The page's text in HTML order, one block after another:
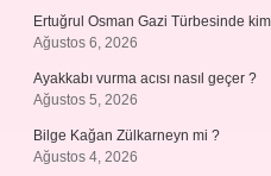
Ertuğrul Osman Gazi Türbesinde
Ağustos 6, 2026
Ayakkabı vurma acısı nasıl geçer ?
Ağustos 5, 2026
Bilge Kağan Zülkarneyn mi ?
Ağustos 4, 2026